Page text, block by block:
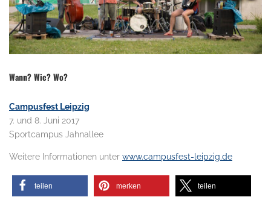
Wann? Wie? Wo?
Campusfest Leipzig
7. und 8. Juni 2017
Sportcampus Jahnallee
Weitere Informationen unter www.campusfest-leipzig.de
teilen merken teilen